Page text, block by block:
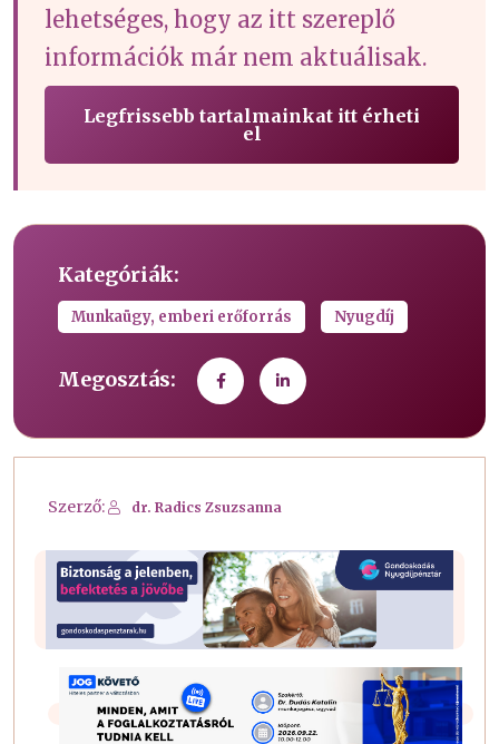
lehetséges, hogy az itt szereplő
információk már nem aktuálisak.
Legfrissebb tartalmainkat itt érheti
el
Kategóriák:
Munkaügy, emberi erőforrás Nyugdíj
Megosztás:
Szerző: dr. Radics Zsuzsanna